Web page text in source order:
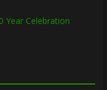
Year Celebration